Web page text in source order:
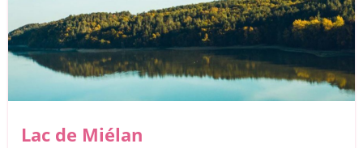
Lac de Miélan